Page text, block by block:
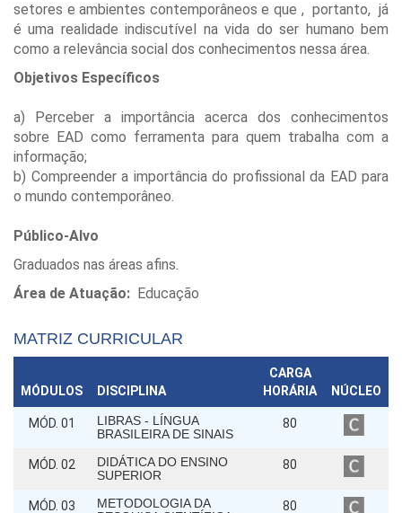
setores e ambientes contemporâneos e que , portanto, já
é uma realidade indiscutível na vida do ser humano bem
como a relevância social dos conhecimentos nessa área.
Objetivos Específicos
a) Perceber a importância acerca dos conhecimentos
sobre EAD como ferramenta para quem trabalha com a
informação;
b) Compreender a importância do profissional da EAD para
o mundo contemporâneo.
Público-Alvo
Graduados nas áreas afins.
Área de Atuação: Educação
MATRIZ CURRICULAR
MÓDULOS DISCIPLINA
CARGA
HORÁRIA
NÚCLEO
MÓD. 01
LIBRAS - LÍNGUA
BRASILEIRA DE SINAIS
80
MÓD. 02
DIDÁTICA DO ENSINO
SUPERIOR
80
MÓD. 03
METODOLOGIA DA
80